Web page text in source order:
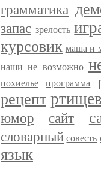
грамматика
запас зрелость
курсовик маша и
наши не возможно
похиелье программа
рецепт
юмор сайт
словарный совесть
язык